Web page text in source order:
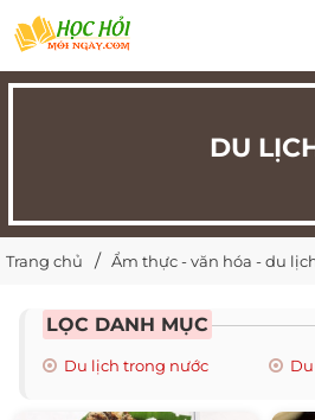
DU
Trang chủ Ẩm thực - văn hóa - du
LỌC DANH MỤC
Du lịch trong nước